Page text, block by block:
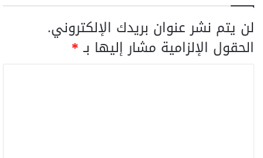
لن يتم نشر عنوان بريدك الإلكتروني.
الحقول الإلزامية مشار إليها بـ*